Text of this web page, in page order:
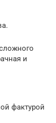
и
фактурой